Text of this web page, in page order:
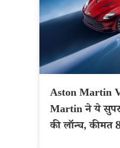
Aston Martin
Martin ने ये
की लॉन्च, कीमत